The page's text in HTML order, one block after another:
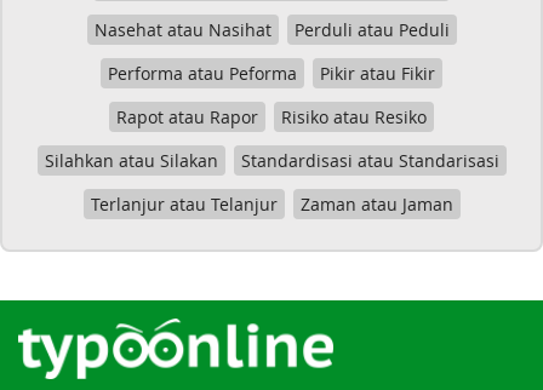
Nasehat atau Nasihat
Perduli atau Peduli
Performa atau Peforma
Pikir atau Fikir
Rapot atau Rapor
Risiko atau Resiko
Silahkan atau Silakan
Standardisasi atau Standarisasi
Terlanjur atau Telanjur
Zaman atau Jaman